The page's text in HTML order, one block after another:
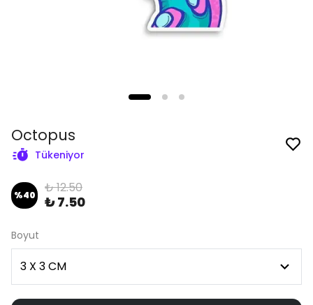
Octopus
Tükeniyor
%40 ₺ 12.50
₺ 7.50
Boyut